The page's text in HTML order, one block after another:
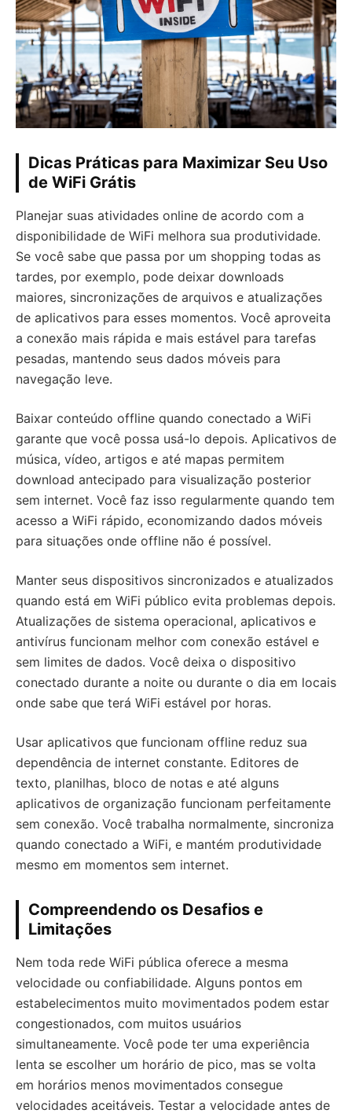
Dicas Práticas para Maximizar Seu Uso
de WiFi Grátis
Planejar suas atividades online de acordo com a
disponibilidade de WiFi melhora sua produtividade.
Se você sabe que passa por um shopping todas as
tardes, por exemplo, pode deixar downloads
maiores, sincronizações de arquivos e atualizações
de aplicativos para esses momentos. Você aproveita
a conexão mais rápida e mais estável para tarefas
pesadas, mantendo seus dados móveis para
navegação leve.
Baixar conteúdo offline quando conectado a WiFi
garante que você possa usá-lo depois. Aplicativos de
música, vídeo, artigos e até mapas permitem
download antecipado para visualização posterior
sem internet. Você faz isso regularmente quando tem
acesso a WiFi rápido, economizando dados móveis
para situações onde offline não é possível.
Manter seus dispositivos sincronizados e atualizados
quando está em WiFi público evita problemas depois.
Atualizações de sistema operacional, aplicativos e
antivírus funcionam melhor com conexão estável e
sem limites de dados. Você deixa o dispositivo
conectado durante a noite ou durante o dia em locais
onde sabe que terá WiFi estável por horas.
Usar aplicativos que funcionam offline reduz sua
dependência de internet constante. Editores de
texto, planilhas, bloco de notas e até alguns
aplicativos de organização funcionam perfeitamente
sem conexão. Você trabalha normalmente, sincroniza
quando conectado a WiFi, e mantém produtividade
mesmo em momentos sem internet.
Compreendendo os Desafios e
Limitações
Nem toda rede WiFi pública oferece a mesma
velocidade ou confiabilidade. Alguns pontos em
estabelecimentos muito movimentados podem estar
congestionados, com muitos usuários
simultaneamente. Você pode ter uma experiência
lenta se escolher um horário de pico, mas se volta
em horários menos movimentados consegue
velocidades aceitáveis. Testar a velocidade antes de